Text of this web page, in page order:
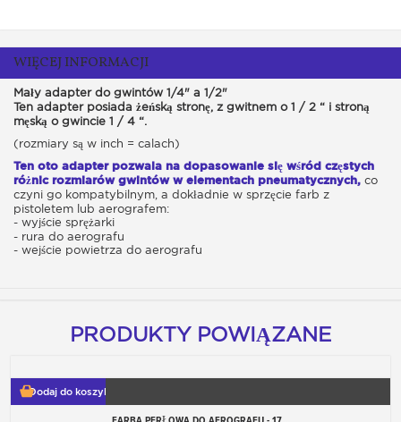
WIĘCEJ INFORMACJI
Mały adapter do gwintów 1/4" a 1/2"
Ten adapter posiada żeńską stronę, z gwitnem o 1 / 2 “ i stroną
męską o gwincie 1 / 4 “.
(rozmiary są w inch = calach)
Ten oto adapter pozwala na dopasowanie się wśród częstych
różnic rozmiarów gwintów w elementach pneumatycznych, co
czyni go kompatybilnym, a dokładnie w sprzęcie farb z
pistoletem lub aerografem:
- wyjście sprężarki
- rura do aerografu
- wejście powietrza do aerografu
PRODUKTY POWIĄZANE
Dodaj do koszyka